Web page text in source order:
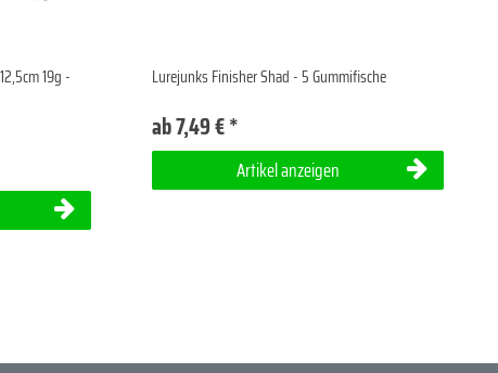
19g -
Lurejunks Finisher Shad - 5 Gummifische
ab 7,49 € *
Artikel anzeigen